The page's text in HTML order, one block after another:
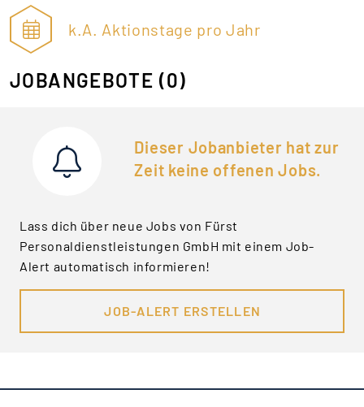
k.A. Aktionstage pro Jahr
JOBANGEBOTE (0)
Dieser Jobanbieter hat zur
Zeit keine offenen Jobs.
Lass dich über neue Jobs von Fürst
Personaldienstleistungen GmbH mit einem Job-
Alert automatisch informieren!
JOB-ALERT ERSTELLEN